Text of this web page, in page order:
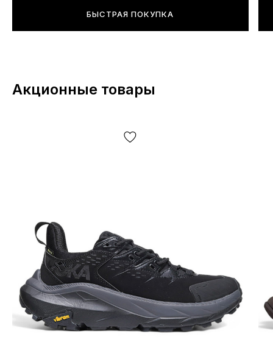
многих факторов, в том числе, но не исключительно –
БЫСТРАЯ ПОКУПКА
Акционные товары